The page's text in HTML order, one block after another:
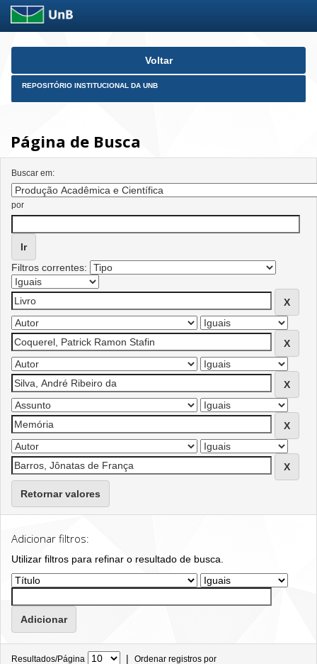
Skip
Voltar
REPOSITÓRIO INSTITUCIONAL DA UNB
Página de Busca
Buscar em:
por
Filtros correntes:
Retornar valores
Adicionar filtros:
Utilizar filtros para refinar o resultado de busca.
Resultados/Página | Ordenar registros por